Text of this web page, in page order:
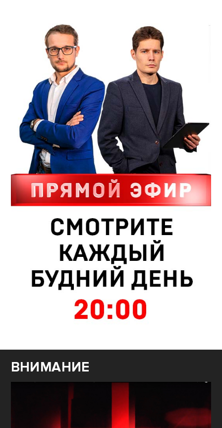
ВНИМАНИЕ